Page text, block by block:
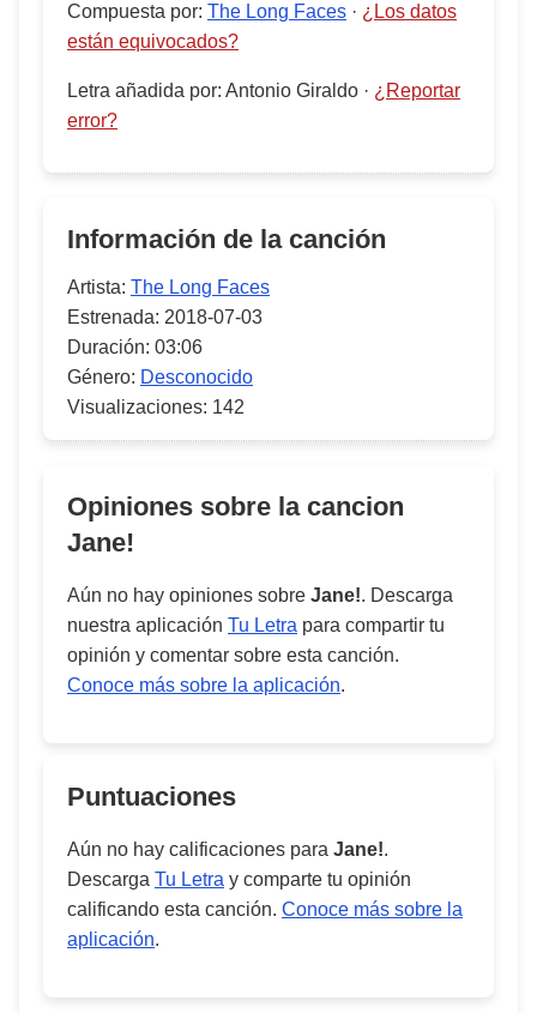
Compuesta por: The Long Faces · ¿Los datos
están equivocados?
Letra añadida por: Antonio Giraldo · ¿Reportar
error?
Información de la canción
Artista: The Long Faces
Estrenada: 2018-07-03
Duración: 03:06
Género: Desconocido
Visualizaciones: 142
Opiniones sobre la cancion
Jane!
Aún no hay opiniones sobre Jane!. Descarga
nuestra aplicación Tu Letra para compartir tu
opinión y comentar sobre esta canción.
Conoce más sobre la aplicación.
Puntuaciones
Aún no hay calificaciones para Jane!.
Descarga Tu Letra y comparte tu opinión
calificando esta canción. Conoce más sobre la
aplicación.